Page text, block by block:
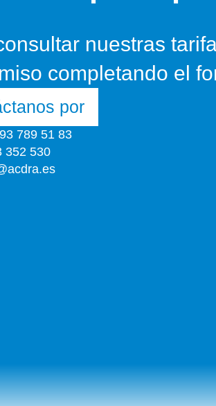
nuestras
completando el
por
789 51 83
352 530